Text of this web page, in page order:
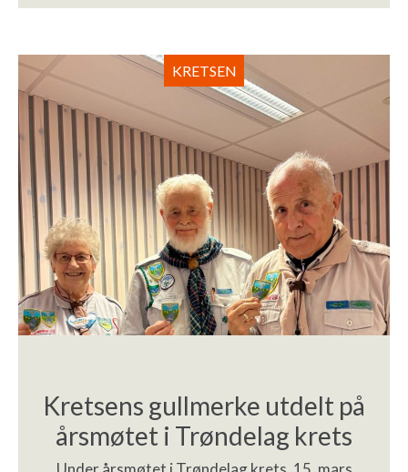
Kretsens gullmerke utdelt på
årsmøtet i Trøndelag krets
KRETSEN